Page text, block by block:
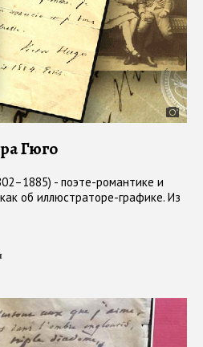
Гюго
- поэте-романтике и
об иллюстраторе-графике. Из